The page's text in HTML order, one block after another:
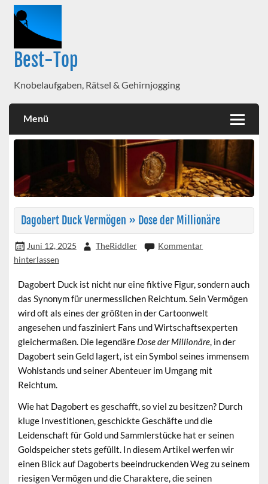
Best-Top
Knobelaufgaben, Rätsel & Gehirnjogging
Menü
Dagobert Duck Vermögen » Dose der Millionäre
Juni 12, 2025 TheRiddler
Kommentar
hinterlassen
Dagobert Duck ist nicht nur eine fiktive Figur, sondern auch
das Synonym für unermesslichen Reichtum. SeinVermögen
wird oft als eines der größten in der Cartoonwelt
angesehen und fasziniert Fans und Wirtschaftsexperten
gleichermaßen. Die legendäre Dose der Millionäre, in der
Dagobert sein Geld lagert, ist ein Symbol seines immensem
Wohlstands und seiner Abenteuer im Umgang mit
Reichtum.
Wie hat Dagobert es geschafft, so viel zu besitzen? Durch
kluge Investitionen, geschickte Geschäfte und die
Leidenschaft fürGold und Sammlerstücke hat er seinen
Goldspeicher stets gefüllt. In diesem Artikel werfen wir
einen Blick auf Dagoberts beeindruckenden Weg zu seinem
riesigen Vermögen und die Charaktere, die seinen